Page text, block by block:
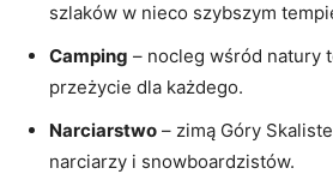
szlaków w nieco szybszym
Camping ‍– nocleg wśród natury
przeżycie dla każdego.
Narciarstwo – zimą Góry
narciarzy ‍i snowboardzistów.